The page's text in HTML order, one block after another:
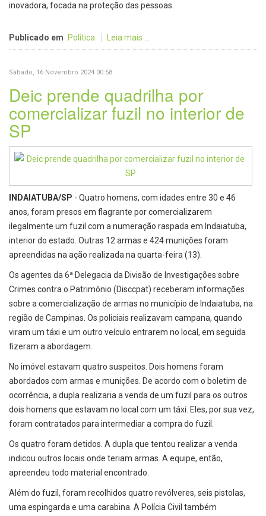
inovadora, focada na proteção das pessoas.
Publicado em Política Leia mais ...
Sábado, 16 Novembro 2024 00:58
Deic prende quadrilha por
comercializar fuzil no interior de
SP
INDAIATUBA/SP - Quatro homens, com idades entre 30 e 46
anos, foram presos em flagrante por comercializarem
ilegalmente um fuzil com a numeração raspada em Indaiatuba,
interior do estado. Outras 12 armas e 424 munições foram
apreendidas na ação realizada na quarta-feira (13).
Os agentes da 6ª Delegacia da Divisão de Investigações sobre
Crimes contra o Patrimônio (Disccpat) receberam informações
sobre a comercialização de armas no município de Indaiatuba, na
região de Campinas. Os policiais realizavam campana, quando
viram um táxi e um outro veículo entrarem no local, em seguida
fizeram a abordagem.
No imóvel estavam quatro suspeitos. Dois homens foram
abordados com armas e munições. De acordo com o boletim de
ocorrência, a dupla realizaria a venda de um fuzil para os outros
dois homens que estavam no local com um táxi. Eles, por sua vez,
foram contratados para intermediar a compra do fuzil.
Os quatro foram detidos. A dupla que tentou realizar a venda
indicou outros locais onde teriam armas. A equipe, então,
apreendeu todo material encontrado.
Além do fuzil, foram recolhidos quatro revólveres, seis pistolas,
uma espingarda e uma carabina. A Polícia Civil também